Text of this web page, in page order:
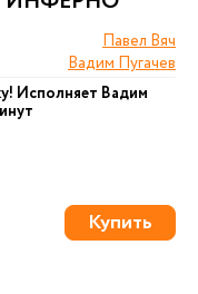
Павел Вяч
Вадим Пугачев
Исполняет Вадим
Купить